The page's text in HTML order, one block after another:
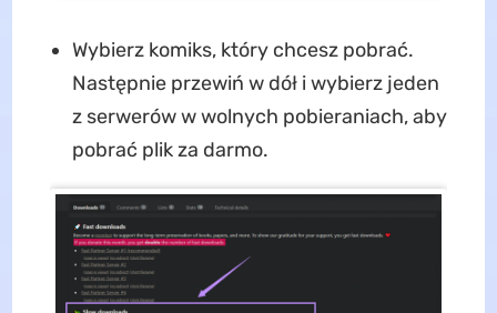
Wybierz komiks, który chcesz pobrać.
Następnie przewiń w dół i wybierz jeden
z serwerów w wolnych pobieraniach, aby
pobrać plik za darmo.